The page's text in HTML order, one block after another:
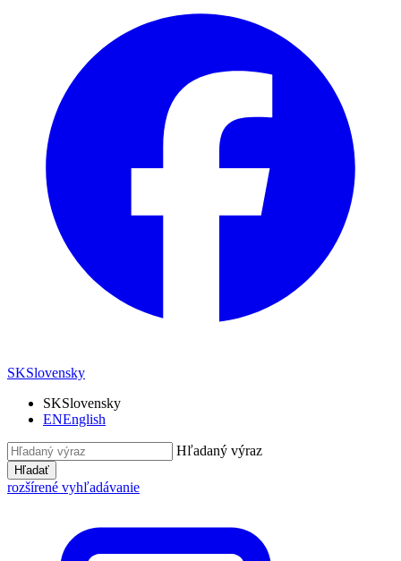
SKSlovensky
SKSlovensky
ENEnglish
Hľadaný výraz
Hľadať
rozšírené vyhľadávanie